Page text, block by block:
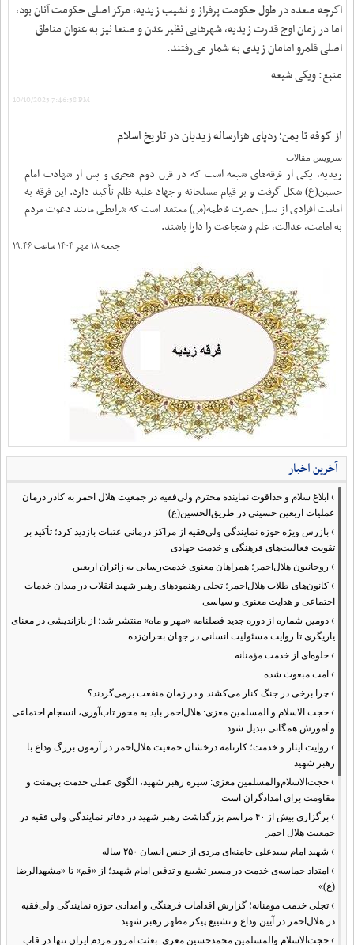
اگرچه صعده در طول حکومت پرفراز و نشیب زیدیه، مرکز اصلی حکومت آنان بود،
اما در زمان اوج قدرت زیدیه، شهرهایی نظیر عدن و صنعا نیز به عنوان مناطق
اصلی قلمرو امامان زیدی به شمار می‌رفتند.
منبع: ویکی شیعه
10/10/2025 7:46:58 PM
از کوفه تا یمن؛ ردپای هزارساله زیدیان در تاریخ اسلام
سرویس مقالات
زیدیه، یکی از فرقه‌های شیعه است که در قرن دوم هجری و پس از شهادت امام
حسین(ع) شکل گرفت و بر قیام مسلحانه و جهاد علیه ظلم تأکید دارد. این فرقه به
امامت افرادی از نسل حضرت فاطمه(س) معتقد است که شرایطی مانند دعوت مردم
به امامت، عدالت، علم و شجاعت را دارا باشند.
جمعه ۱۸ مهر ۱۴۰۴ ساعت ۱۹:۴۶
آخرین اخبار
› ابلاغ سلام و خداقوت نماینده محترم ولی‌فقیه در جمعیت هلال احمر به کادر درمان
عملیات اربعین حسینی در طریق‌الحسین(ع)
› بازرس ویژه حوزه نمایندگی ولی‌فقیه از مراکز درمانی عتبات بازدید کرد؛ تأکید بر
تقویت فعالیت‌های فرهنگی و خدمت جهادی
› روحانیون هلال‌احمر؛ همراهان معنوی خدمت‌رسانی به زائران اربعین
› کانون‌های طلاب هلال‌احمر؛ تجلی رهنمودهای رهبر شهید انقلاب در میدان خدمات
اجتماعی و هدایت معنوی و سیاسی
› دومین شماره از دوره جدید فصلنامه «مهر و ماه» منتشر شد؛ از بازاندیشی در معنای
یاریگری تا روایت مسئولیت انسانی در جهان بحران‌زده
› جلوه‌ای از خدمت مؤمنانه
› امت مبعوث شده
› چرا برخی در جنگ کنار می‌کشند و در زمان منفعت برمی‌گردند؟
› حجت الاسلام و المسلمین معزی: هلال‌احمر باید به محور تاب‌آوری، انسجام اجتماعی
و آموزش همگانی تبدیل شود
› روایت ایثار و خدمت؛ کارنامه درخشان جمعیت هلال‌احمر در آزمون بزرگ وداع با
رهبر شهید
› حجت‌الاسلام‌والمسلمین معزی: سیره رهبر شهید، الگوی عملی خدمت بی‌منت و
مقاومت برای امدادگران است
›
برگزاری بیش از ۴۰ مراسم بزرگداشت رهبر شهید در دفاتر نمایندگی ولی فقیه در
جمعیت هلال احمر
› شهید امام سیدعلی خامنه‌ای مردی از جنس انسان ۲۵۰ ساله
› امتداد حماسه‌ی خدمت در مسیر تشییع و تدفین امام شهید؛ از «قم» تا «مشهدالرضا
(ع)»
› تجلی خدمت مومنانه؛ گزارش اقدامات فرهنگی و امدادی حوزه نمایندگی ولی‌فقیه
در هلال‌احمر در آیین وداع و تشییع پیکر مطهر رهبر شهید
› حجت‌الاسلام والمسلمین محمدحسین معزی: بعثت امروز مردم ایران تنها در قاب